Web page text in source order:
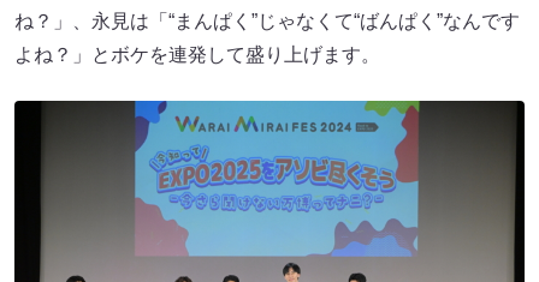
ね？」、永見は「“まんぱく”じゃなくて“ばんぱく”なんです
よね？」とボケを連発して盛り上げます。